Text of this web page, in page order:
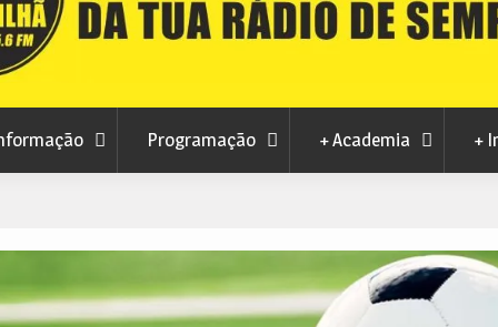
Programação + Academia +